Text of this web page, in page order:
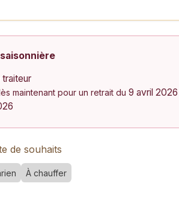
maintenant pour un retrait du 9 avril 2026
de souhaits
À chauffer